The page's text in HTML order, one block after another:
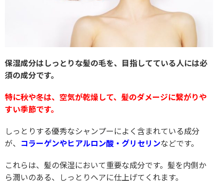
保湿成分はしっとりな髪の毛を、目指してている人には必
須の成分です。
特に秋や冬は、空気が乾燥して、髪のダメージに繋がりや
すい季節です。
しっとりする優秀なシャンプーによく含まれている成分
が、 コラーゲンやヒアルロン酸・グリセリンなどです。
これらは、髪の保湿において重要な成分です。髪を内側か
ら潤いのある、しっとりヘアに仕上げてくれます。